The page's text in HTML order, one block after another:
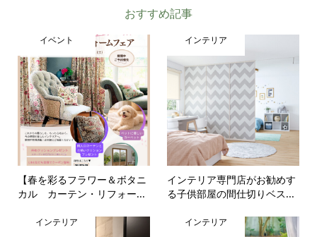
おすすめ記事
イベント
【春を彩るフラワー＆ボタニ
カル カーテン・リフォー...
インテリア
インテリア専門店がお勧めす
る子供部屋の間仕切りベス...
インテリア インテリア